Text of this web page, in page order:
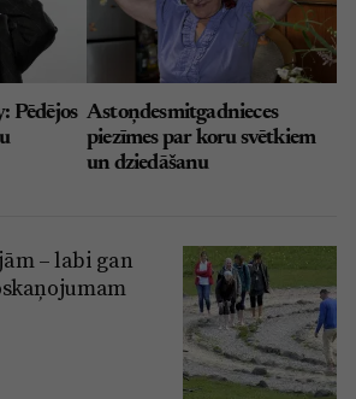
Pēdējos Astoņdesmitgadnieces
piezīmes par koru svētkiem
un dziedāšanu
– labi gan